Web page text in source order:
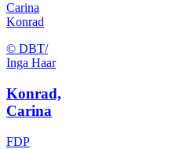
Carina
Konrad
© DBT/
Inga Haar
Konrad,
Carina
FDP